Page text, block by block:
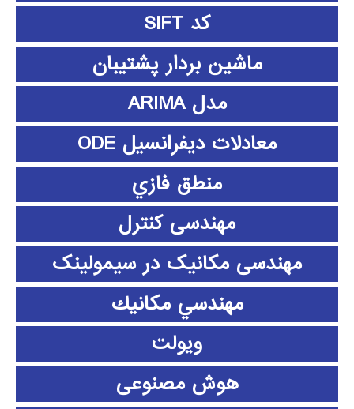
کد SIFT
ماشین بردار پشتیبان
مدل ARIMA
معادلات دیفرانسیل ODE
منطق فازي
مهندسی کنترل
مهندسی مکانیک در سیمولینک
مهندسي مكانيك
ویولت
هوش مصنوعی